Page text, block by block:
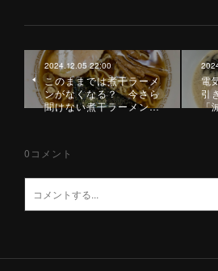
2024.12.05 22:00
このままでは煮干ラーメ
ンがなくなる？ 今さら
聞けない煮干ラーメン…
電
引
「
0 コメント